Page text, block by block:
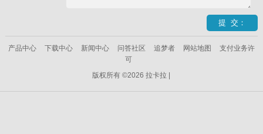
产品中心 下载中心 新闻中心 问答社区 追梦者 网站地图
支付业务许
可
版权所有 ©2026 拉卡拉 |